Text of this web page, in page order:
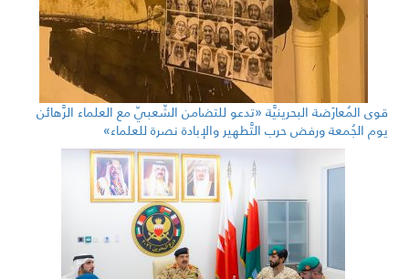
قوى المُعارَضة البحرينيَّة «تدعو للتضامن الشّعبيّ مع العلماء الرَّهائن
يوم الجُمعة ورفض حرب التَّطهير والإبادة نصرة للعلماء»